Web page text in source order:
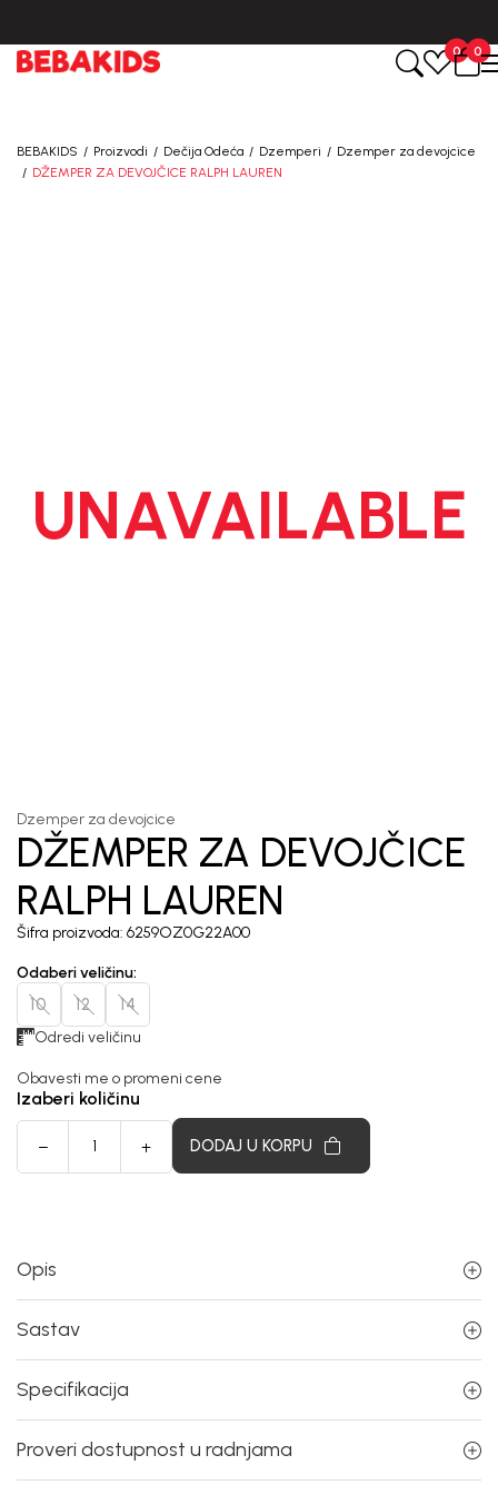
0
0
BEBAKIDS Proizvodi Dečija Odeća Dzemperi
Dzemper za devojcice
DŽEMPER ZA DEVOJČICE RALPH LAUREN
UNAVAILABLE
Dzemper za devojcice
DŽEMPER ZA DEVOJČICE
RALPH LAUREN
Šifra proizvoda: 6259OZ0G22A00
Odaberi veličinu:
10 12 14
Odredi veličinu
Obavesti me o promeni cene
Izaberi količinu
DODAJ U KORPU
Opis
Sastav
Specifikacija
Proveri dostupnost u radnjama